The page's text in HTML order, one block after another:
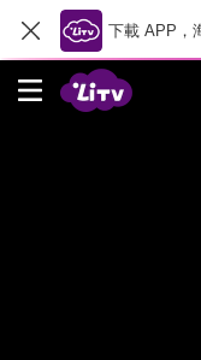
下載 APP，